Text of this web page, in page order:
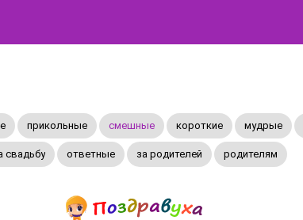
прикольные смешные короткие мудрые
свадьбу ответные за родителей родителям